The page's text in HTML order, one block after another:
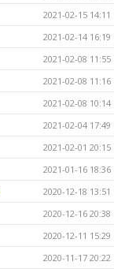
2021-02-15 14:11
2021-02-14 16:19
2021-02-08 11:55
2021-02-08 11:16
2021-02-08 10:14
2021-02-04 17:49
2021-02-01 20:15
2021-01-16 18:36
2020-12-18 13:51
2020-12-16 20:38
2020-12-11 15:29
2020-11-17 20:22